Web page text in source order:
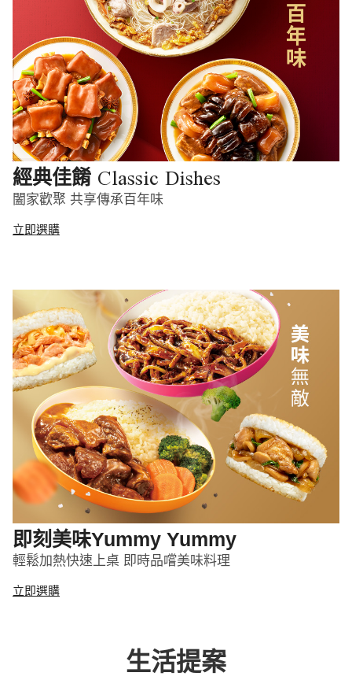
經典佳餚 Classic Dishes
闔家歡聚 共享傳承百年味
立即選購
即刻美味Yummy Yummy
輕鬆加熱快速上桌 即時品嚐美味料理
立即選購
生活提案